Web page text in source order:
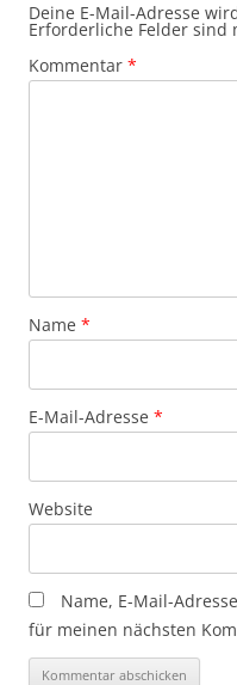
Deine E-Mail-Adresse
Erforderliche Felder sind
Kommentar *
Name *
E-Mail-Adresse *
Website
Name, E-Mail-
für meinen nächsten